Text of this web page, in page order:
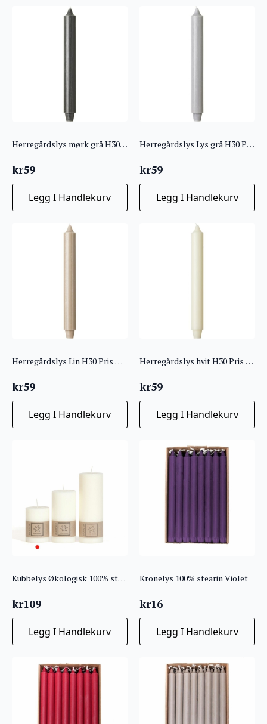
Herregårdslys mørk grå H30 Pris per stk!
kr59
Legg I Handlekurv
Herregårdslys Lys grå H30 Pris per stk!
kr59
Legg I Handlekurv
Herregårdslys Lin H30 Pris per stk!
kr59
Legg I Handlekurv
Herregårdslys hvit H30 Pris per stk!
kr59
Legg I Handlekurv
Kubbelys Økologisk 100% stearin Offwhite 7×15
kr109
Legg I Handlekurv
Kronelys 100% stearin Violet
kr16
Legg I Handlekurv